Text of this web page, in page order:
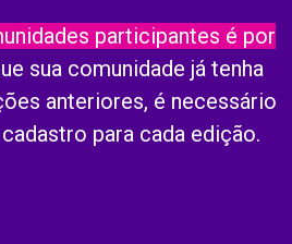
participantes é por
sua comunidade já tenha
anteriores, é necessário
para cada edição.